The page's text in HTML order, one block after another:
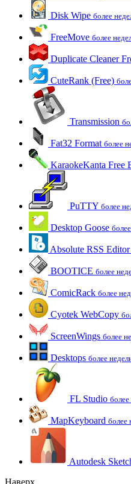
Disk Wipe более
FreeMove более
Duplicate Cleaner
CuteRank (Free)
Transmission
Fat32 Format более
KaraokeKanta Free
PuTTY более
Desktop Goose
Absolute RSS Editor
BOOTICE более
ComicRack более
Cyotek WebCopy
ScreenWings более
Desktops более
FL Studio более
MapKeyboard более
Autodesk